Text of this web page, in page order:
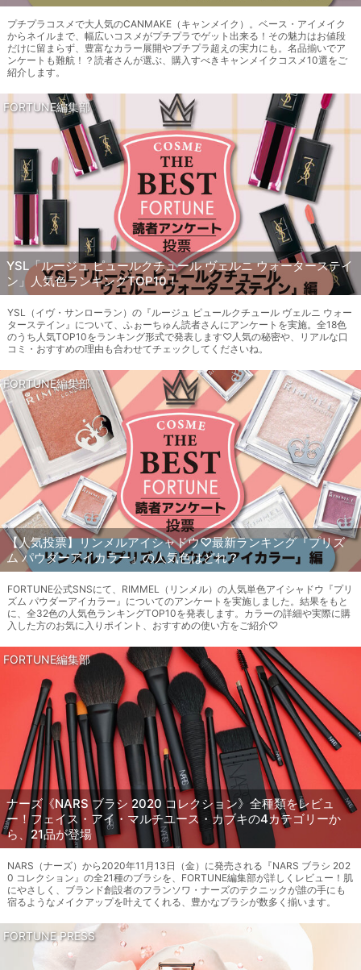
プチプラコスメで大人気のCANMAKE（キャンメイク）。ベース・アイメイク
からネイルまで、幅広いコスメがプチプラでゲット出来る！その魅力はお値段
だけに留まらず、豊富なカラー展開やプチプラ超えの実力にも。名品揃いでア
ンケートも難航！？読者さんが選ぶ、購入すべきキャンメイクコスメ10選をご
紹介します。
FORTUNE編集部
YSL「ルージュ ピュールクチュール ヴェルニ ウォーターステイ
ン」人気色ランキングTOP10！
YSL（イヴ・サンローラン）の『ルージュ ピュールクチュール ヴェルニ ウォー
ターステイン』について、ふぉーちゅん読者さんにアンケートを実施。全18色
のうち人気TOP10をランキング形式で発表します♡人気の秘密や、リアルな口
コミ・おすすめの理由も合わせてチェックしてくださいね。
FORTUNE編集部
【人気投票】リンメルアイシャドウ♡最新ランキング『プリズ
ム パウダーアイカラー』の人気色はどれ？
FORTUNE公式SNSにて、RIMMEL（リンメル）の人気単色アイシャドウ『プリ
ズム パウダーアイカラー』についてのアンケートを実施しました。結果をもと
に、全32色の人気色ランキングTOP10を発表します。カラーの詳細や実際に購
入した方のお気に入りポイント、おすすめの使い方をご紹介♡
FORTUNE編集部
ナーズ《NARS ブラシ 2020 コレクション》全種類をレビュ
ー！フェイス・アイ・マルチユース・カブキの4カテゴリーか
ら、21品が登場
NARS（ナーズ）から2020年11月13日（金）に発売される『NARS ブラシ 202
0 コレクション』の全21種のブラシを、FORTUNE編集部が詳しくレビュー！肌
にやさしく、ブランド創設者のフランソワ・ナーズのテクニックが誰の手にも
宿るようなメイクアップを叶えてくれる、豊かなブラシが数多く揃います。
FORTUNE PRESS